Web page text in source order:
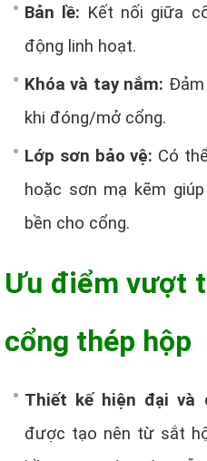
Bản lề: Kết nối giữa
động linh hoạt.
Khóa và tay nắm:
khi đóng/mở cổng.
Lớp sơn bảo vệ: Có
hoặc sơn mạ kẽm
bền cho cổng.
Ưu điểm vượt
cổng thép hộp
Thiết kế hiện đại và
được tạo nên từ sắt